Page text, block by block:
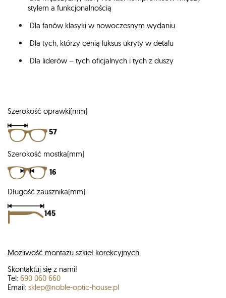
stylem a funkcjonalnością
Dla fanów klasyki w nowoczesnym wydaniu
Dla tych, którzy cenią luksus ukryty w detalu
Dla liderów – tych oficjalnych i tych z duszy
Szerokość oprawki(mm)
57
Szerokość mostka(mm)
16
Długość zausznika(mm)
145
Możliwość montażu szkieł korekcyjnych.
Skontaktuj się z nami!
Tel: 690 060 660
Email: sklep@noble-optic-house.pl